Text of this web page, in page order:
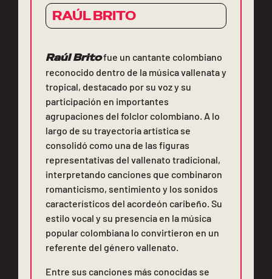
RAÚL BRITO
Raúl Britofue un cantante colombiano
reconocido dentro de la música vallenata y
tropical, destacado por su voz y su
participación en importantes
agrupaciones del folclor colombiano. A lo
largo de su trayectoria artística se
consolidó como una de las figuras
representativas del vallenato tradicional,
interpretando canciones que combinaron
romanticismo, sentimiento y los sonidos
característicos del acordeón caribeño. Su
estilo vocal y su presencia en la música
popular colombiana lo convirtieron en un
referente del género vallenato.
Entre sus canciones más conocidas se